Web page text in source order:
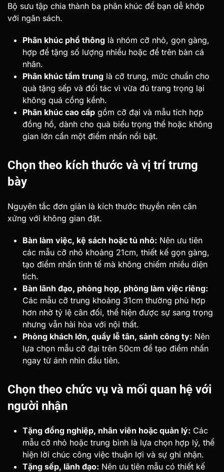
Bộ sưu tập chia thành ba phân khúc để bạn dễ khớp
với ngân sách.
Phân khúc phổ thông là nhóm cỡ nhỏ, gọn gàng,
hợp để tặng số lượng nhiều hoặc để trên bàn cá
nhân.
Phân khúc tầm trung là cỡ trung, mức chuẩn cho
quà tặng sếp và đối tác vì vừa đủ trang trọng lại
không quá cồng kềnh.
Phân khúc cao cấp gồm cỡ đại và mẫu tích hợp
đồng hồ, dành cho quà biếu trọng thể hoặc không
gian lớn cần một điểm nhấn nổi bật.
Chọn theo kích thước và vị trí trưng
bày
Nguyên tắc đơn giản là kích thước thuyền nên cân
xứng với không gian đặt.
Bàn làm việc, kệ sách hoặc tủ nhỏ: Nên ưu tiên
các mẫu cỡ nhỏ khoảng 21cm, thiết kế gọn gàng,
tạo điểm nhấn tinh tế mà không chiếm nhiều diện
tích.
Bàn lãnh đạo, phòng họp, phòng làm việc riêng:
Các mẫu cỡ trung khoảng 31cm thường phù hợp
hơn nhờ tỷ lệ cân đối, thể hiện được sự sang trọng
nhưng vẫn hài hòa với nội thất.
Phòng khách lớn, quầy lễ tân, sảnh công ty: Nên
lựa chọn mẫu cỡ đại trên 50cm để tạo điểm nhấn
ngay từ ánh nhìn đầu tiên.
Chọn theo chức vụ và mối quan hệ với
người nhận
Tặng đồng nghiệp, nhân viên hoặc quản lý: Các
mẫu cỡ nhỏ hoặc trung bình là lựa chọn hợp lý, thể
hiện lời chúc công việc thuận lợi và sự ghi nhận.
Tặng sếp, lãnh đạo: Nên ưu tiên mẫu có thiết kế